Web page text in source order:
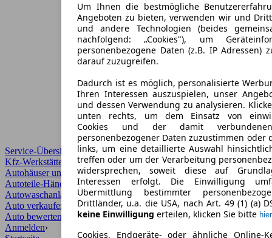
Service-Übersicht
Kfz-Werkstätten
Autohäuser und Händler
Autoteile-Händler
Autowaschanlagen
Auto verkaufen
Auto bewerten
Anmelden›
Um Ihnen die bestmögliche
Angeboten zu bieten, verwenden wir und
und andere Technologien (beides
nachfolgend: „Cookies"), um
personenbezogene Daten (z.B. IP Adressen)
darauf zuzugreifen.
Dadurch ist es möglich, personalisierte
Ihren Interessen auszuspielen, unser
und dessen Verwendung zu analysieren.
unten rechts, um dem Einsatz von
Cookies und der damit
personenbezogener Daten zuzustimmen oder
links, um eine detaillierte Auswahl
treffen oder um der Verarbeitung
widersprechen, soweit diese auf
Interessen erfolgt. Die Einwilligung
Übermittlung bestimmter
Drittländer, u.a. die USA, nach Art. 49 (1) (a)
keine Einwilligung erteilen, klicken Sie bitte hier
Cookies, Endgeräte- oder ähnliche Online-